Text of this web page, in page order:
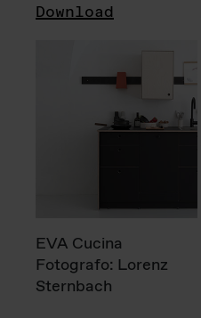
Download
EVA Cucina
Fotografo: Lorenz
Sternbach